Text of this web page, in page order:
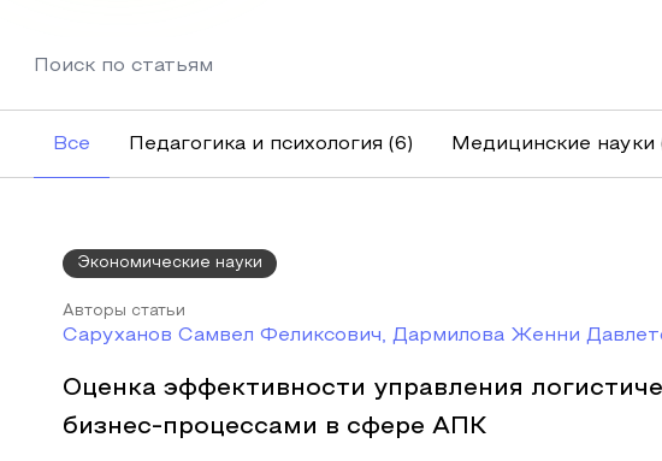
Все Педагогика и психология (6) Медицинские науки
Экономические науки
Авторы статьи
Саруханов Самвел Феликсович, Дармилова Женни
Оценка эффективности управления
бизнес-процессами в сфере АПК